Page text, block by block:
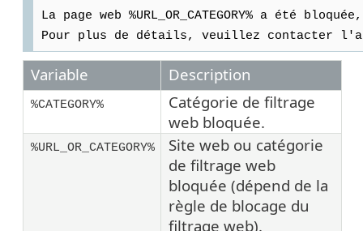
La page web %URL_OR_CATEGORY% a été
Pour plus de détails, veuillez contacter
Variable Description
%CATEGORY%
Catégorie de filtrage
web bloquée.
%URL_OR_CATEGORY%
Site web ou catégorie
de filtrage web
bloquée (dépend de la
règle de blocage du
filtrage web).